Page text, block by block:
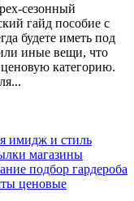
сезонный
гайд пособие с
будете иметь под
иные вещи, что
категорию.
имидж и стиль
магазины
подбор гардероба
ценовые